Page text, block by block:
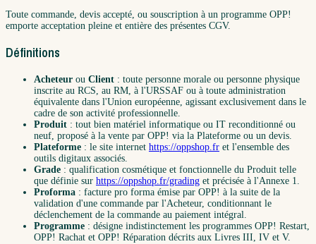
Toute commande, devis accepté, ou souscription à un programme OPP!
emporte acceptation pleine et entière des présentes CGV.
Définitions
Acheteur ou Client : toute personne morale ou personne physique
inscrite au RCS, au RM, à l'URSSAF ou à toute administration
équivalente dans l'Union européenne, agissant exclusivement dans le
cadre de son activité professionnelle.
Produit : tout bien matériel informatique ou IT reconditionné ou
neuf, proposé à la vente par OPP! via la Plateforme ou un devis.
Plateforme : le site internet https://oppshop.fr et l'ensemble des
outils digitaux associés.
Grade : qualification cosmétique et fonctionnelle du Produit telle
que définie sur https://oppshop.fr/grading et précisée à l'Annexe 1.
Proforma : facture pro forma émise par OPP! à la suite de la
validation d'une commande par l'Acheteur, conditionnant le
déclenchement de la commande au paiement intégral.
Programme : désigne indistinctement les programmes OPP! Restart,
OPP! Rachat et OPP! Réparation décrits aux Livres III, IV et V.